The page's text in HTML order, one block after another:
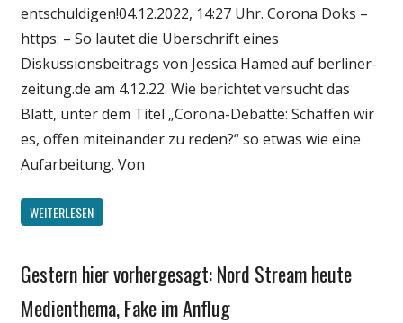
Wissenschaft
entschuldigen!04.12.2022, 14:27 Uhr. Corona Doks –
https: – So lautet die Überschrift eines
Diskussionsbeitrags von Jessica Hamed auf berliner-
zeitung.de am 4.12.22. Wie berichtet versucht das
Blatt, unter dem Titel „Corona-Debatte: Schaffen wir
es, offen miteinander zu reden?“ so etwas wie eine
Aufarbeitung. Von
WEITERLESEN
Gesellschaft
Medien
Gestern hier vorhergesagt: Nord Stream heute
Medienthema, Fake im Anflug